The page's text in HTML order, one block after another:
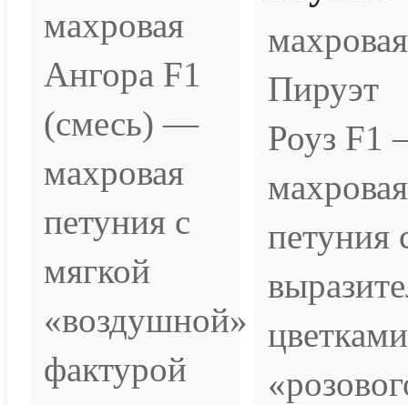
махровая
Ангора F1
(смесь) —
махровая
петуния с
мягкой
«воздушной»
фактурой
махровая
Пируэт
Роуз F1
махровая
петуния
цветками